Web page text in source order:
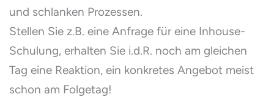
und schlanken Prozessen.
Stellen Sie z.B. eine Anfrage für eine Inhouse-
Schulung, erhalten Sie i.d.R. noch am gleichen
Tag eine Reaktion, ein konkretes Angebot meist
schon am Folgetag!